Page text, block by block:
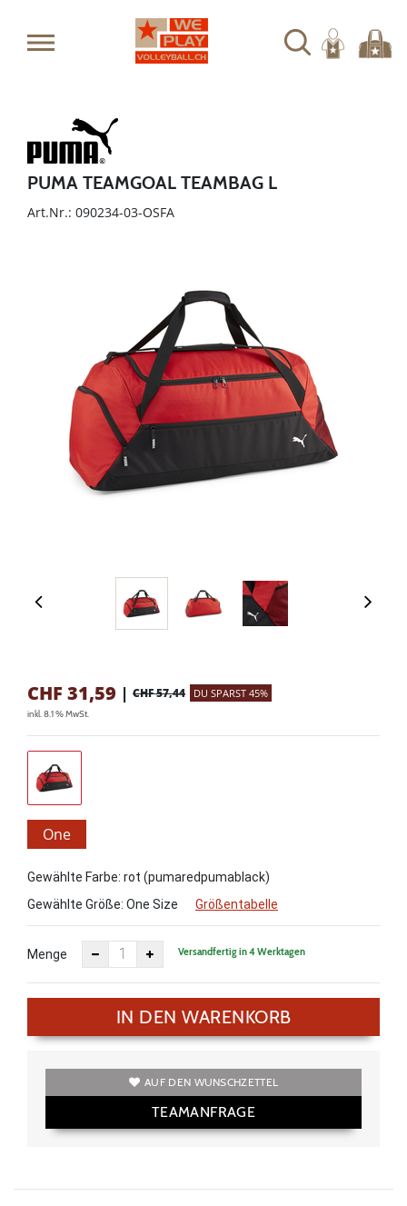
PUMA TEAMGOAL TEAMBAG L
Art.Nr.: 090234-03-OSFA
CHF 31,59 | CHF 57,44 DU SPARST 45%
inkl. 8.1 % MwSt.
One
Gewählte Farbe: rot (pumaredpumablack)
Gewählte Größe: One Size Größentabelle
Menge Versandfertig in 4 Werktagen
IN DEN WARENKORB
AUF DEN WUNSCHZETTEL
TEAMANFRAGE